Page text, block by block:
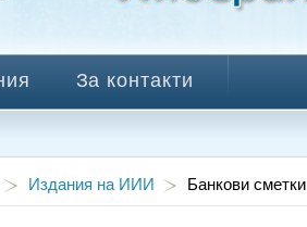
За контакти
Издания на ИИИ Банкови сметки